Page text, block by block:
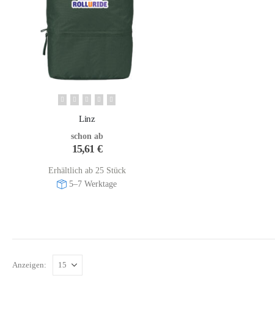
Linz
schon ab
15,61 €
Erhältlich ab 25 Stück
5–7 Werktage
Anzeigen: